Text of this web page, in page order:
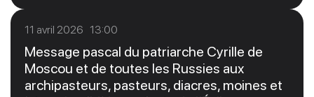
11 avril 2026 13:00
Message pascal du patriarche Cyrille de
Moscou et de toutes les Russies aux
archipasteurs, pasteurs, diacres, moines et